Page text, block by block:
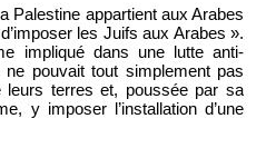
Palestine appartient aux Arabes
les Juifs aux Arabes ».
impliqué dans une lutte anti-
ne pouvait tout simplement pas
leurs terres et, poussée par sa
y imposer l’installation d’une